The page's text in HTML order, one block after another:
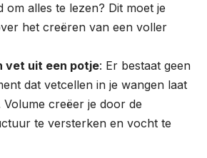
om alles te lezen? Dit moet je
het creëren van een voller
vet uit een potje: Er bestaat geen
dat vetcellen in je wangen laat
Volume creëer je door de
te versterken en vocht te